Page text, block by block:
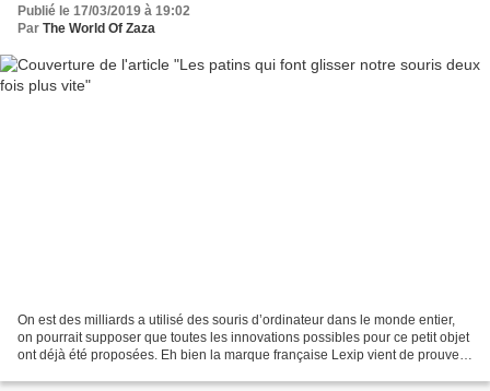
Publié le 17/03/2019 à 19:02
Par The World Of Zaza
On est des milliards a utilisé des souris d’ordinateur dans le monde entier,
on pourrait supposer que toutes les innovations possibles pour ce petit objet
ont déjà été proposées. Eh bien la marque française Lexip vient de prouver